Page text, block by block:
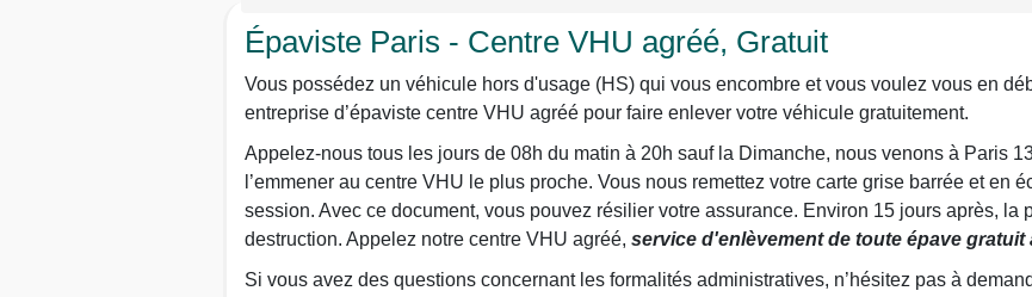
Épaviste Paris - Centre VHU agréé, Gratuit
Vous possédez un véhicule hors d'usage (HS) qui vous encombre et vous voulez vous en
entreprise d’épaviste centre VHU agréé pour faire enlever votre véhicule gratuitement.
Appelez-nous tous les jours de 08h du matin à 20h sauf la Dimanche, nous venons à Paris
l’emmener au centre VHU le plus proche. Vous nous remettez votre carte grise barrée et en
session. Avec ce document, vous pouvez résilier votre assurance. Environ 15 jours après, la
destruction. Appelez notre centre VHU agréé, service d'enlèvement de toute épave gratuit
Si vous avez des questions concernant les formalités administratives, n’hésitez pas à